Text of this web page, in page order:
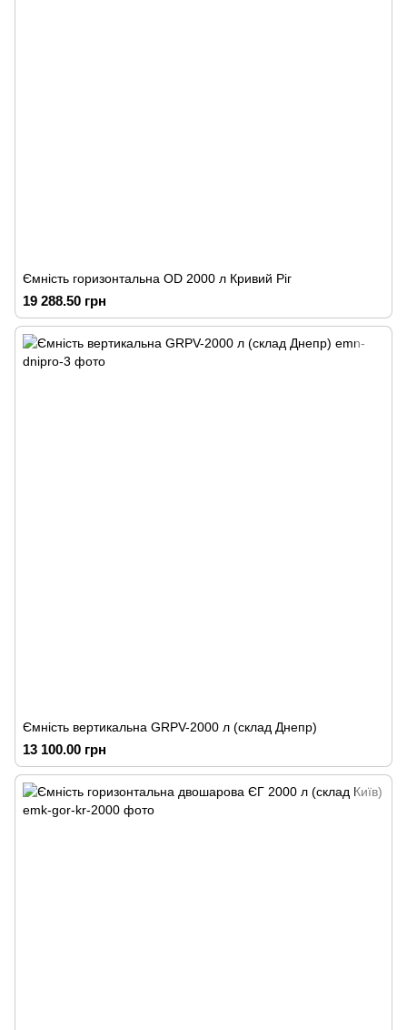
Ємність горизонтальна OD 2000 л Кривий Ріг
19 288.50 грн
Ємність вертикальна GRPV-2000 л (склад Днепр)
13 100.00 грн